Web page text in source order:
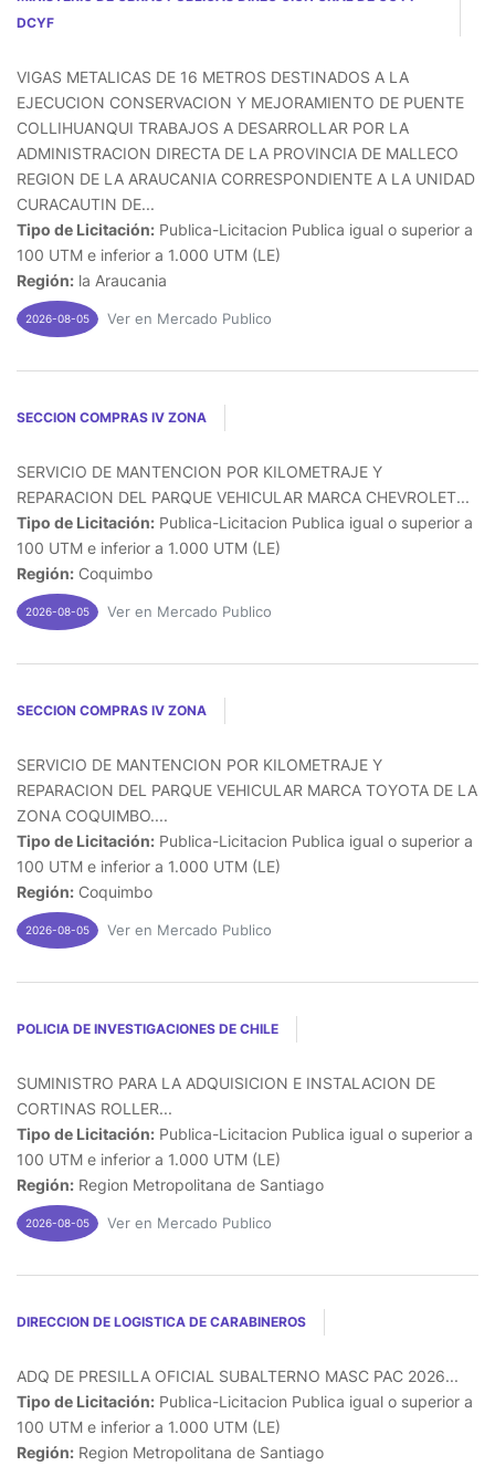
DCYF
VIGAS METALICAS DE 16 METROS DESTINADOS A LA
EJECUCION CONSERVACION Y MEJORAMIENTO DE PUENTE
COLLIHUANQUI TRABAJOS A DESARROLLAR POR LA
ADMINISTRACION DIRECTA DE LA PROVINCIA DE MALLECO
REGION DE LA ARAUCANIA CORRESPONDIENTE A LA UNIDAD
CURACAUTIN DE...
Tipo de Licitación: Publica-Licitacion Publica igual o superior a
100 UTM e inferior a 1.000 UTM (LE)
Región: la Araucania
2026-08-05 Ver en Mercado Publico
SECCION COMPRAS IV ZONA
SERVICIO DE MANTENCION POR KILOMETRAJE Y
REPARACION DEL PARQUE VEHICULAR MARCA CHEVROLET...
Tipo de Licitación: Publica-Licitacion Publica igual o superior a
100 UTM e inferior a 1.000 UTM (LE)
Región: Coquimbo
2026-08-05 Ver en Mercado Publico
SECCION COMPRAS IV ZONA
SERVICIO DE MANTENCION POR KILOMETRAJE Y
REPARACION DEL PARQUE VEHICULAR MARCA TOYOTA DE LA
ZONA COQUIMBO....
Tipo de Licitación: Publica-Licitacion Publica igual o superior a
100 UTM e inferior a 1.000 UTM (LE)
Región: Coquimbo
2026-08-05 Ver en Mercado Publico
POLICIA DE INVESTIGACIONES DE CHILE
SUMINISTRO PARA LA ADQUISICION E INSTALACION DE
CORTINAS ROLLER...
Tipo de Licitación: Publica-Licitacion Publica igual o superior a
100 UTM e inferior a 1.000 UTM (LE)
Región: Region Metropolitana de Santiago
2026-08-05 Ver en Mercado Publico
DIRECCION DE LOGISTICA DE CARABINEROS
ADQ DE PRESILLA OFICIAL SUBALTERNO MASC PAC 2026...
Tipo de Licitación: Publica-Licitacion Publica igual o superior a
100 UTM e inferior a 1.000 UTM (LE)
Región: Region Metropolitana de Santiago